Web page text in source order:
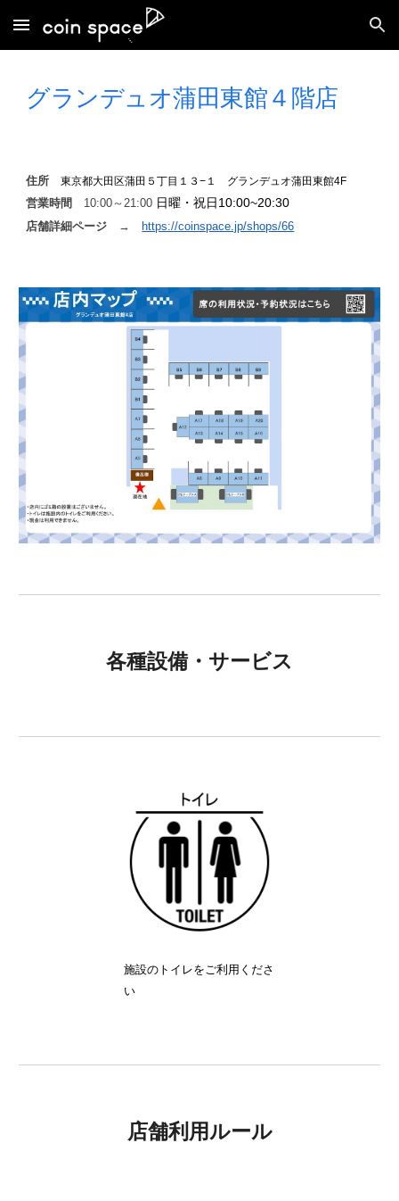
Skip to main content Skip to navigation
グランデュオ蒲田東館４階店
住所東京都大田区蒲田５丁目１３−１ グランデュオ蒲田東館4F
営業時間 10:00～21:00 日曜・祝日10:00~20:30
店舗詳細ページ → https://coinspace.jp/shops/66
各種設備・サービス
施設のトイレをご利用くださ
い
店舗利用ルール